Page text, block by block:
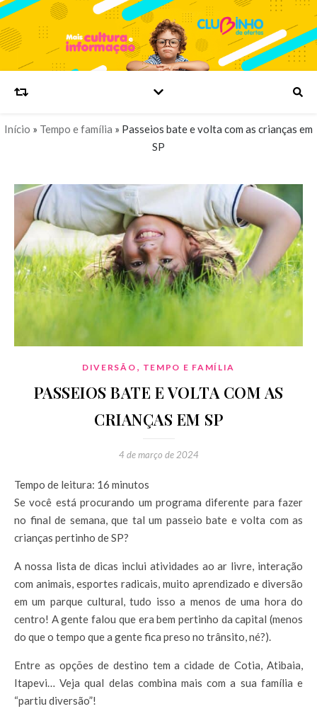
Início » Tempo e família » Passeios bate e volta com as crianças em
SP
DIVERSÃO , TEMPO E FAMÍLIA
PASSEIOS BATE E VOLTA COM AS
CRIANÇAS EM SP
4 de março de 2024
Tempo de leitura: 16 minutos
Se você está procurando um programa diferente para fazer
no final de semana, que tal um passeio bate e volta com as
crianças pertinho de SP?
A nossa lista de dicas inclui atividades ao ar livre, interação
com animais, esportes radicais, muito aprendizado e diversão
em um parque cultural, tudo isso a menos de uma hora do
centro! A gente falou que era bem pertinho da capital (menos
do que o tempo que a gente fica preso no trânsito, né?).
Entre as opções de destino tem a cidade de Cotia, Atibaia,
Itapevi… Veja qual delas combina mais com a sua família e
“partiu diversão”!